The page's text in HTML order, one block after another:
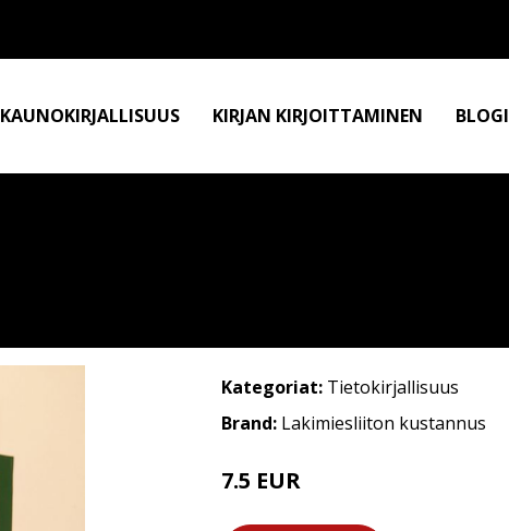
KAUNOKIRJALLISUUS KIRJAN KIRJOITTAMINEN BLOGI
Kategoriat: Tietokirjallisuus
Brand: Lakimiesliiton kustannus
7.5 EUR